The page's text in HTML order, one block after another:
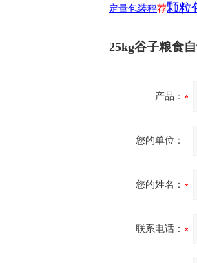
定量包装秤荐颗粒
25kg谷子粮食
产品：
您的单位：
您的姓名：
联系电话：